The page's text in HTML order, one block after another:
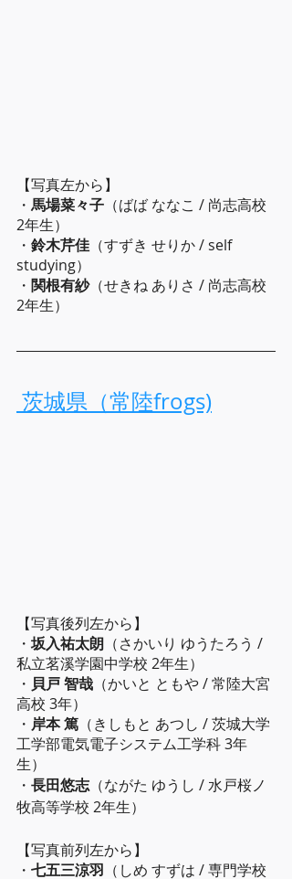
【写真左から】
・ 馬場菜々子 （ばば ななこ / 尚志高校
2年生）
・ 鈴木芹佳 （すずき せりか / self
studying）
・ 関根有紗（せきね ありさ / 尚志高校
2年生）
茨城県（常陸frogs)
【写真後列左から】
・ 坂入祐太朗 （さかいり ゆうたろう /
私立茗溪学園中学校 2年生）
・ 貝戸 智哉 （かいと ともや / 常陸大宮
高校 3年）
・ 岸本 篤 （きしもと あつし / 茨城大学
工学部電気電子システム工学科 3年
生）
・ 長田悠志（ながた ゆうし / 水戸桜ノ
牧高等学校 2年生）
【写真前列左から】
・ 七五三涼羽 （しめ すずは / 専門学校